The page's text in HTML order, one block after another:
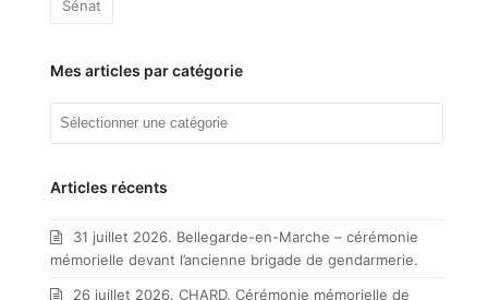
Sénat
Mes articles par catégorie
Mes
catégorie
Articles récents
31 juillet 2026. Bellegarde-en-Marche – cérémonie
mémorielle devant l’ancienne brigade de gendarmerie.
26 juillet 2026. CHARD. Cérémonie mémorielle de